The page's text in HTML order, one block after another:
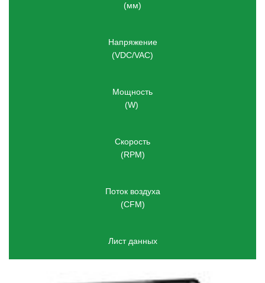
(мм)
Напряжение
(VDC/VAC)
Мощность
(W)
Скорость
(RPM)
Поток воздуха
(CFM)
Лист данных